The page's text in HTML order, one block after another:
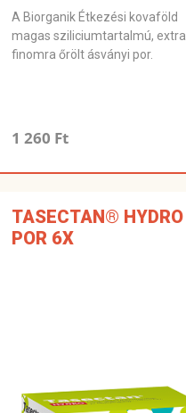
A Biorganik Étkezési kovaföld
magas sziliciumtartalmú, extra
finomra őrölt ásványi por.
1 260 Ft
TASECTAN® HYDRO
POR 6X